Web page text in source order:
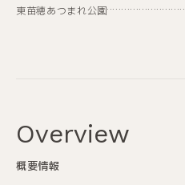
東苗穂あつまれ公園
Overview
概要情報